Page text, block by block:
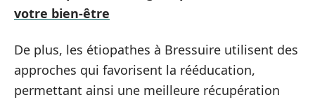
votre bien-être
De plus, les étiopathes à Bressuire utilisent des
approches qui favorisent la rééducation,
permettant ainsi une meilleure récupération